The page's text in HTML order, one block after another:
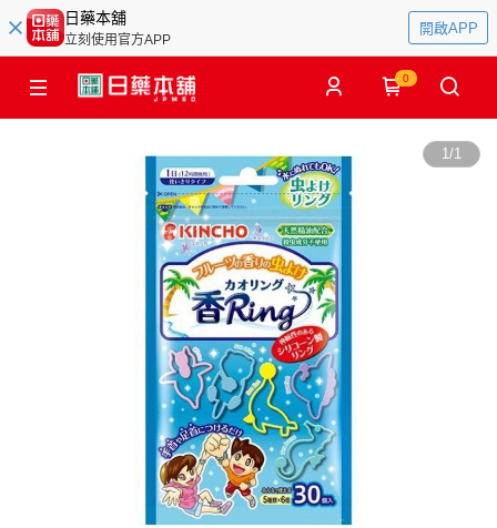
日藥本舖
立刻使用官方APP
開啟APP
0
1/1